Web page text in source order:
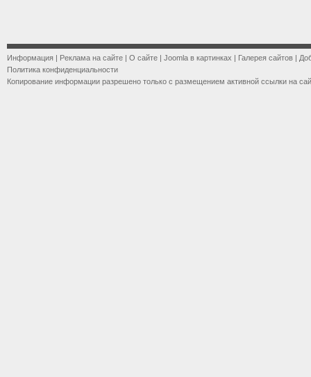
Информация | Реклама на сайте | О сайте | Joomla в картинках | Галерея сайтов |
Политика конфиденциальности
Копирование информации разрешено только с размещением активной ссылки на